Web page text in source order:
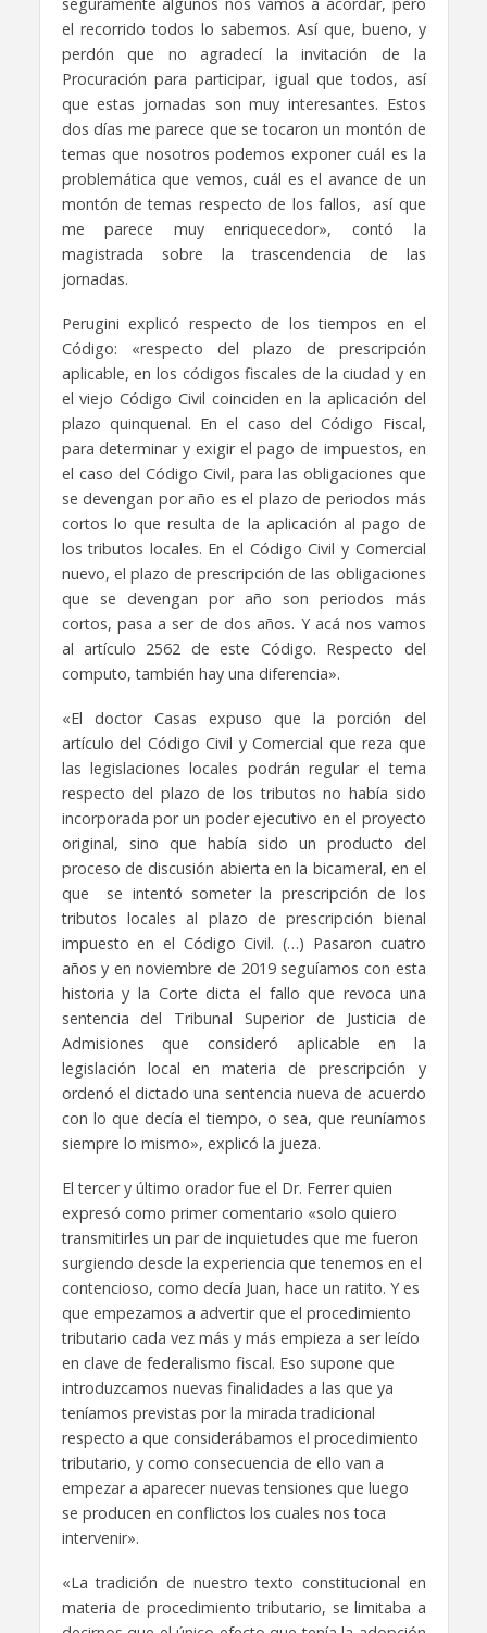
el recorrido todos lo sabemos. Así que, bueno, y
perdón que no agradecí la invitación de la
Procuración para participar, igual que todos, así
que estas jornadas son muy interesantes. Estos
dos días me parece que se tocaron un montón de
temas que nosotros podemos exponer cuál es la
problemática que vemos, cuál es el avance de un
montón de temas respecto de los fallos,
así que
me parece muy enriquecedor», contó la
magistrada sobre la trascendencia de las
jornadas.
Perugini explicó respecto de los tiempos en el
Código: «respecto del plazo de prescripción
aplicable, en los códigos fiscales de la ciudad y en
el viejo Código Civil coinciden en la aplicación del
plazo quinquenal. En el caso del Código Fiscal,
para determinar y exigir el pago de impuestos, en
el caso del Código Civil, para las obligaciones que
se devengan por año es el plazo de periodos más
cortos lo que resulta de la aplicación al pago de
los tributos locales. En el Código Civil y Comercial
nuevo, el plazo de prescripción de las obligaciones
que se devengan por año
son periodos más
cortos, pasa a ser de dos años. Y acá nos vamos
al artículo 2562 de este Código. Respecto del
computo, también hay una diferencia».
«El doctor Casas
expuso que la porción del
artículo del Código Civil y Comercial que reza que
las legislaciones locales podrán regular el tema
respecto del plazo de los tributos no había sido
incorporada por un poder ejecutivo en el proyecto
original, sino que había sido un producto del
proceso de discusión abierta en la bicameral, en el
que
se intentó someter la prescripción de los
tributos locales al plazo de prescripción bienal
impuesto en el Código Civil. (…) Pasaron cuatro
años y en noviembre de 2019 seguíamos con esta
historia y la Corte dicta el fallo que revoca una
sentencia del Tribunal Superior de Justicia de
Admisiones
que consideró aplicable
en la
legislación local
en materia de prescripción y
ordenó el dictado una sentencia nueva de acuerdo
con lo que decía el tiempo, o sea, que reuníamos
siempre lo mismo», explicó la jueza.
El tercer y último orador fue el Dr. Ferrer quien
expresó como primer comentario «solo quiero
transmitirles un par de inquietudes que me fueron
surgiendo desde la experiencia que tenemos en el
contencioso, como decía Juan, hace un ratito. Y es
que empezamos a advertir que el procedimiento
tributario cada vez más y más empieza a ser leído
en clave de federalismo fiscal. Eso supone que
introduzcamos nuevas finalidades a las que ya
teníamos previstas por la mirada tradicional
respecto a que considerábamos el procedimiento
tributario, y como consecuencia de ello van a
empezar a aparecer nuevas tensiones que luego
se producen en conflictos los cuales nos toca
intervenir».
«La tradición de nuestro texto constitucional en
materia de procedimiento tributario, se limitaba a